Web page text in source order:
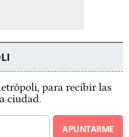
para recibir las
ciudad.
APUNTARME